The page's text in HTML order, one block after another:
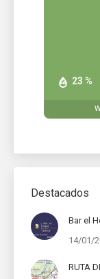
23 %
Destacados
Bar el
14/01/
RUTA